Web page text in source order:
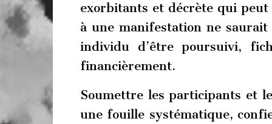
exorbitants et décrète qui
à une manifestation ne
individu d’être poursuivi,
financièrement.
Soumettre les participants et
une fouille systématique,